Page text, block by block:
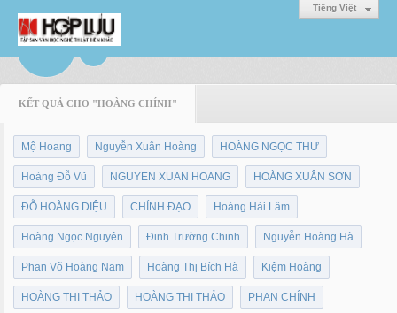
Tiếng Việt
KẾT QUẢ CHO "HOÀNG CHÍNH"
Mộ Hoang Nguyễn Xuân Hoàng HOÀNG NGỌC THƯ
Hoàng Đỗ Vũ NGUYEN XUAN HOANG HOÀNG XUÂN SƠN
ĐỖ HOÀNG DIỆU CHÍNH ĐẠO Hoàng Hải Lâm
Hoàng Ngọc Nguyên Đinh Trường Chinh Nguyễn Hoàng Hà
Phan Võ Hoàng Nam Hoàng Thị Bích Hà Kiệm Hoàng
HOÀNG THỊ THẢO HOÀNG THI THẢO PHAN CHÍNH